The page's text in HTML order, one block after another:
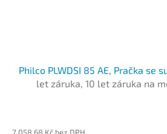
Philco PLWDSI 85 AE, Pračka se
let záruka, 10 let záruka na